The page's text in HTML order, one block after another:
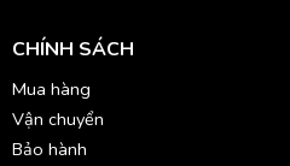
CHÍNH SÁCH
Mua hàng
Vận chuyển
Bảo hành